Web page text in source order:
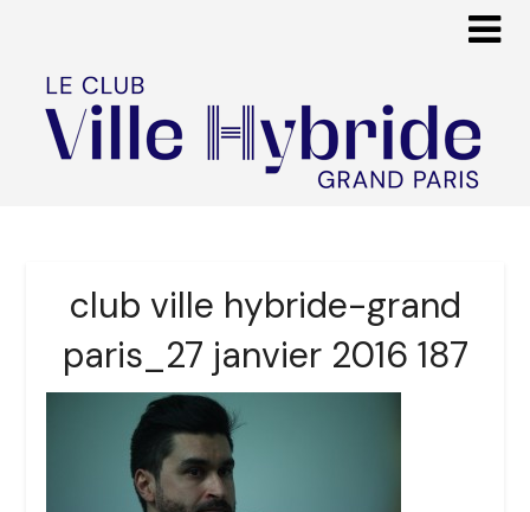
club ville hybride-grand
paris_27 janvier 2016 187